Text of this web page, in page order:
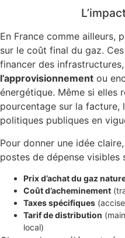
En France comme ailleurs,
sur le coût final du gaz.
financer des
l’approvisionnement ou
énergétique. Même si elles
pourcentage sur la facture,
politiques publiques en
Pour donner une idée
postes de dépense visibles
Prix d’achat du gaz
Coût d’acheminement
Taxes spécifiques
Tarif de distribution
local)